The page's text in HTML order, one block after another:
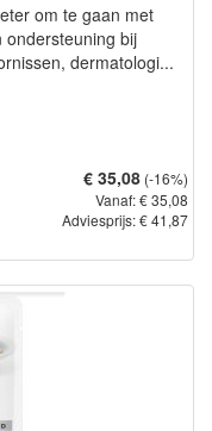
om te gaan met
ondersteuning bij
dermatologi...
€ 35,08 (-16%)
Vanaf: € 35,08
Adviesprijs: € 41,87